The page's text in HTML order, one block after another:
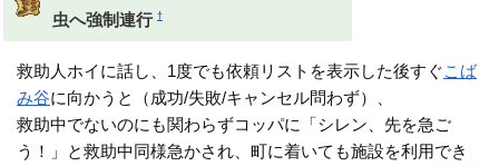
虫へ強制連行 †
救助人ホイに話し、1度でも依頼リストを表示した後すぐこば
み谷に向かうと（成功/失敗/キャンセル問わず）、
救助中でないのにも関わらずコッパに「シレン、先を急ご
う！」と救助中同様急かされ、町に着いても施設を利用でき